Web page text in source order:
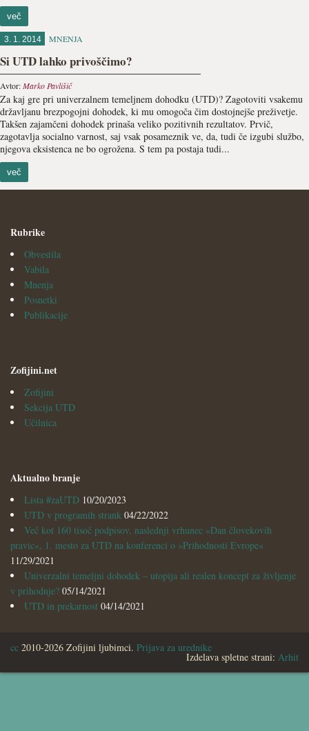
več
3. 1. 2014 MNENJA
Si UTD lahko privoščimo?
Avtor:Marko Pavlišič
Za kaj gre pri univerzalnem temeljnem dohodku (UTD)? Zagotoviti vsakemu
državljanu brezpogojni dohodek, ki mu omogoča čim dostojnejše preživetje.
Takšen zajamčeni dohodek prinaša veliko pozitivnih rezultatov. Prvič,
zagotavlja socialno varnost, saj vsak posameznik ve, da, tudi če izgubi službo,
njegova eksistenca ne bo ogrožena. S tem pa postaja tudi...
več
Rubrike
Obvestila
Vabila
Mnenja
Posnetki
Publikacije
Zofijini.net
Zofijini
Sekcija UTD
Učilnica
Aktualno branje
Lista #zaUTD 10/20/2023
UTD v programih strank 04/22/2022
Več kot 160 tisoč podpisov, naslednji vrhunec »Dan človekovih
pravic«, 1. mesto za UTD na konferenci o »Prihodnosti Evrope«
11/29/2021
Univerzalni temeljni dohodek – utopija ali realen koncept za življenje
v prihodnje? 05/14/2021
UTD in prekarnost 04/14/2021
cc 2010-2026 Zofijini ljubimci. Prijava za urednike
Izdelava spletne strani: Arhit